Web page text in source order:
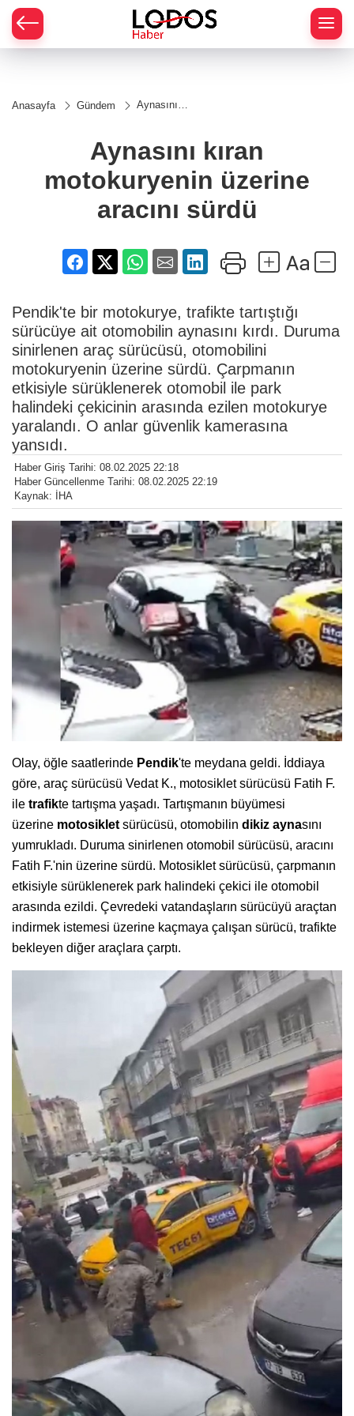
Anasayfa Gündem
Aynasını
aracını sürdü
Aynasını kıran
motokuryenin üzerine
aracını sürdü
Pendik'te bir motokurye, trafikte tartıştığı
sürücüye ait otomobilin aynasını kırdı. Duruma
sinirlenen araç sürücüsü, otomobilini
motokuryenin üzerine sürdü. Çarpmanın
etkisiyle sürüklenerek otomobil ile park
halindeki çekicinin arasında ezilen motokurye
yaralandı. O anlar güvenlik kamerasına
yansıdı.
Haber Giriş Tarihi: 08.02.2025 22:18
Haber Güncellenme Tarihi: 08.02.2025 22:19
Kaynak: İHA
Olay, öğle saatlerinde Pendik'te meydana geldi. İddiaya
göre, araç sürücüsü Vedat K., motosiklet sürücüsü Fatih F.
ile trafikte tartışma yaşadı. Tartışmanın büyümesi
üzerine motosiklet sürücüsü, otomobilin dikiz aynasını
yumrukladı. Duruma sinirlenen otomobil sürücüsü, aracını
Fatih F.'nin üzerine sürdü. Motosiklet sürücüsü, çarpmanın
etkisiyle sürüklenerek park halindeki çekici ile otomobil
arasında ezildi. Çevredeki vatandaşların sürücüyü araçtan
indirmek istemesi üzerine kaçmaya çalışan sürücü, trafikte
bekleyen diğer araçlara çarptı.